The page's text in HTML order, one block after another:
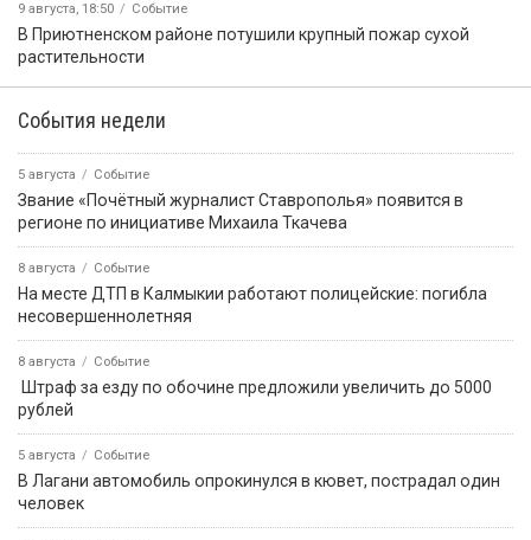
9 августа, 18:50 Событие
В Приютненском районе потушили крупный пожар сухой
растительности
События недели
5 августа Событие
Звание «Почётный журналист Ставрополья» появится в
регионе по инициативе Михаила Ткачева
8 августа Событие
На месте ДТП в Калмыкии работают полицейские: погибла
несовершеннолетняя
8 августа Событие
️ Штраф за езду по обочине предложили увеличить до 5000
рублей
5 августа Событие
В Лагани автомобиль опрокинулся в кювет, пострадал один
человек